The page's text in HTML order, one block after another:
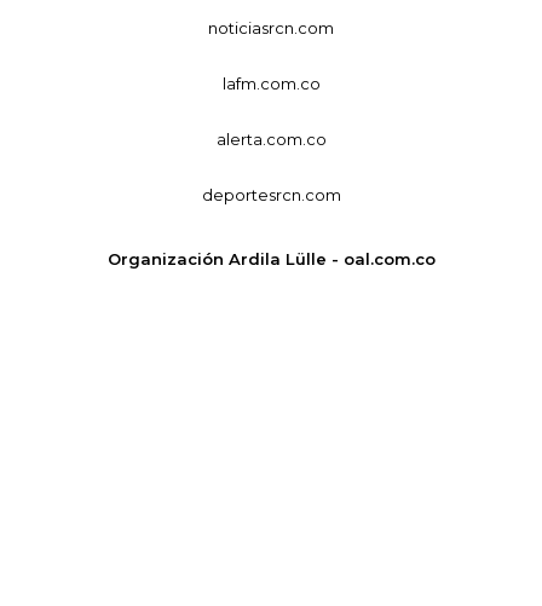
noticiasrcn.com
lafm.com.co
alerta.com.co
deportesrcn.com
Organización Ardila Lülle - oal.com.co